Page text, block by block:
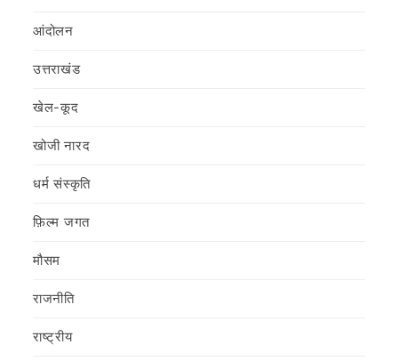
आंदोलन
उत्तराखंड
खेल-कूद
खोजी नारद
धर्म संस्कृति
फ़िल्‍म जगत
मौसम
राजनीति
राष्ट्रीय